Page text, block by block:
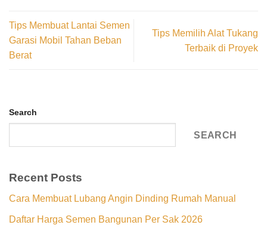
Tips Membuat Lantai Semen
Garasi Mobil Tahan Beban
Berat
Tips Memilih Alat Tukang
Terbaik di Proyek
Search
SEARCH
Recent Posts
Cara Membuat Lubang Angin Dinding Rumah Manual
Daftar Harga Semen Bangunan Per Sak 2026